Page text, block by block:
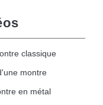
classique
montre
en métal